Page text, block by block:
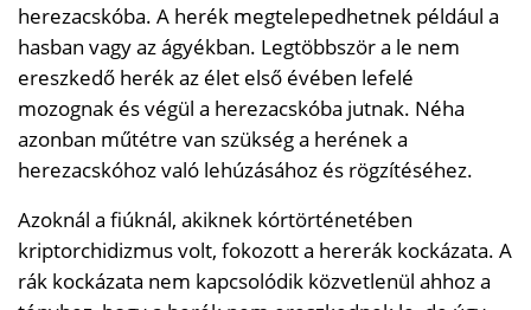
herezacskóba. A herék megtelepedhetnek például a
hasban vagy az ágyékban. Legtöbbször a le nem
ereszkedő herék az élet első évében lefelé
mozognak és végül a herezacskóba jutnak. Néha
azonban műtétre van szükség a herének a
herezacskóhoz való lehúzásához és rögzítéséhez.
Azoknál a fiúknál, akiknek kórtörténetében
kriptorchidizmus volt, fokozott a hererák kockázata. A
rák kockázata nem kapcsolódik közvetlenül ahhoz a